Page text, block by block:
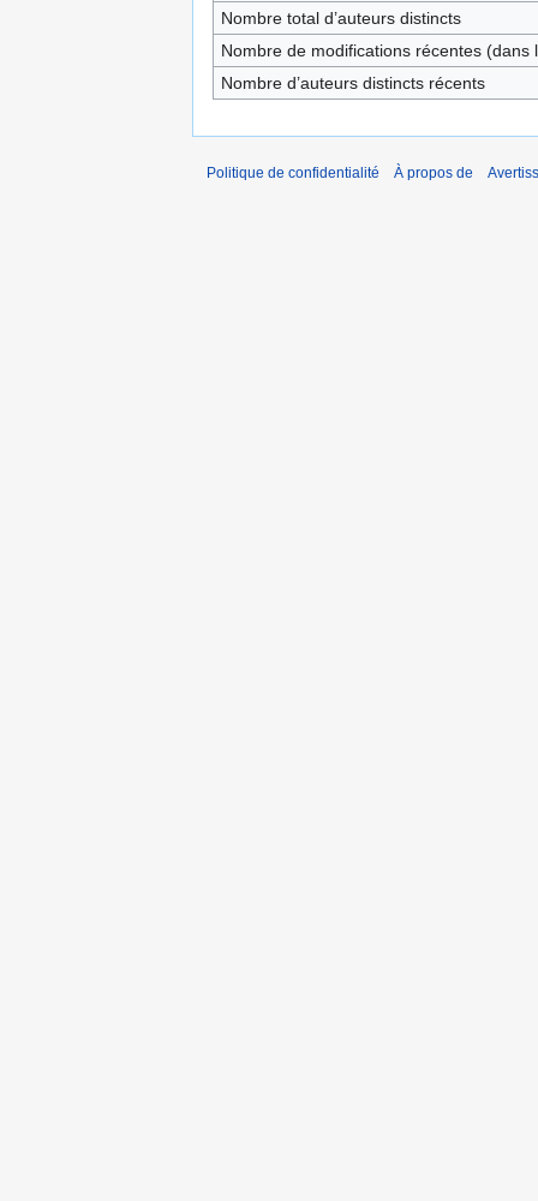
Nombre total d’auteurs distincts
Nombre de modifications récentes (dans
Nombre d’auteurs distincts récents
Politique de confidentialité À propos de